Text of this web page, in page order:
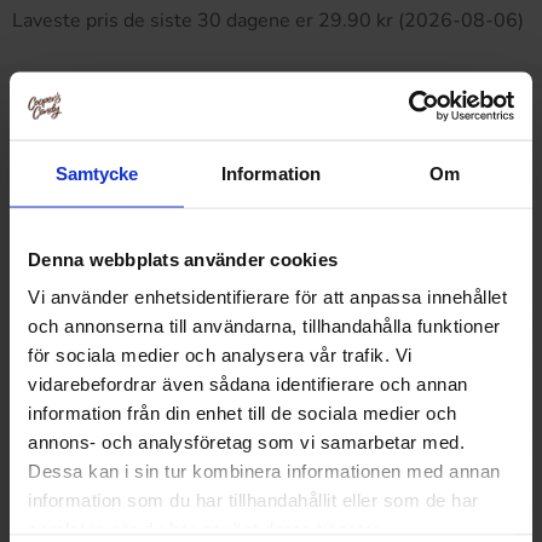
Samtycke Information Om
Denna webbplats använder cookies
Vi använder enhetsidentifierare för att anpassa innehållet
och annonserna till användarna, tillhandahålla funktioner
för sociala medier och analysera vår trafik. Vi
vidarebefordrar även sådana identifierare och annan
information från din enhet till de sociala medier och
annons- och analysföretag som vi samarbetar med.
Dessa kan i sin tur kombinera informationen med annan
information som du har tillhandahållit eller som de har
Laveste pris de siste 30 dagene er 29.90 kr (2026-08-06)